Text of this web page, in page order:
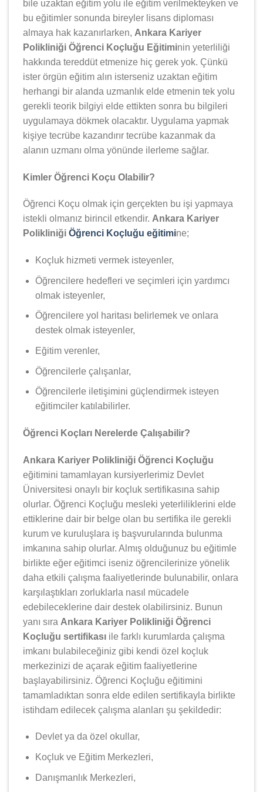
bile uzaktan eğitim yolu ile eğitim verilmekteyken ve
bu eğitimler sonunda bireyler lisans diploması
almaya hak kazanırlarken, Ankara Kariyer
Polikliniği Öğrenci Koçluğu Eğitiminin yeterliliği
hakkında tereddüt etmenize hiç gerek yok. Çünkü
ister örgün eğitim alın isterseniz uzaktan eğitim
herhangi bir alanda uzmanlık elde etmenin tek yolu
gerekli teorik bilgiyi elde ettikten sonra bu bilgileri
uygulamaya dökmek olacaktır. Uygulama yapmak
kişiye tecrübe kazandırır tecrübe kazanmak da
alanın uzmanı olma yönünde ilerleme sağlar.
Kimler Öğrenci Koçu Olabilir?
Öğrenci Koçu olmak için gerçekten bu işi yapmaya
istekli olmanız birincil etkendir. Ankara Kariyer
Polikliniği Öğrenci Koçluğu eğitimine;
Koçluk hizmeti vermek isteyenler,
Öğrencilere hedefleri ve seçimleri için yardımcı
olmak isteyenler,
Öğrencilere yol haritası belirlemek ve onlara
destek olmak isteyenler,
Eğitim verenler,
Öğrencilerle çalışanlar,
Öğrencilerle iletişimini güçlendirmek isteyen
eğitimciler katılabilirler.
Öğrenci Koçları Nerelerde Çalışabilir?
Ankara Kariyer Polikliniği Öğrenci Koçluğu
eğitimini tamamlayan kursiyerlerimiz Devlet
Üniversitesi onaylı bir koçluk sertifikasına sahip
olurlar. Öğrenci Koçluğu mesleki yeterliliklerini elde
ettiklerine dair bir belge olan bu sertifika ile gerekli
kurum ve kuruluşlara iş başvurularında bulunma
imkanına sahip olurlar. Almış olduğunuz bu eğitimle
birlikte eğer eğitimci iseniz öğrencilerinize yönelik
daha etkili çalışma faaliyetlerinde bulunabilir, onlara
karşılaştıkları zorluklarla nasıl mücadele
edebileceklerine dair destek olabilirsiniz. Bunun
yanı sıra Ankara Kariyer Polikliniği Öğrenci
Koçluğu sertifikası ile farklı kurumlarda çalışma
imkanı bulabileceğiniz gibi kendi özel koçluk
merkezinizi de açarak eğitim faaliyetlerine
başlayabilirsiniz. Öğrenci Koçluğu eğitimini
tamamladıktan sonra elde edilen sertifikayla birlikte
istihdam edilecek çalışma alanları şu şekildedir:
Devlet ya da özel okullar,
Koçluk ve Eğitim Merkezleri,
Danışmanlık Merkezleri,